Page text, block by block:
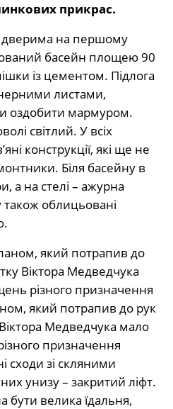
прикрас.
дверима на першому
басейн площею 90
із цементом. Підлога
листами,
оздобити мармуром.
світлий. У всіх
конструкції, які ще не
Біля басейну в
а на стелі – ажурна
також облицьовані
який потрапив до рук
Медведчука мало
призначення
сходи зі скляними
унизу – закритий ліфт.
бути велика їдальня,